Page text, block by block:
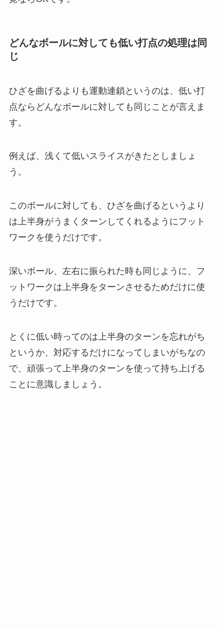
どんなボールに対しても低い打点の処理は同
じ
ひざを曲げるよりも運動連鎖というのは、低い打
点ならどんなボールに対しても同じことが言えま
す。
例えば、浅くて低いスライスがきたとしましょ
う。
このボールに対しても、ひざを曲げるというより
は上半身がうまくターンしてくれるようにフット
ワークを使うだけです。
深いボール、左右に振られた時も同じように、フ
ットワークは上半身をターンさせるためだけに使
うだけです。
とくに低い時ってのは上半身のターンを忘れがち
というか、対応するだけになってしまいがちなの
で、頑張って上半身のターンを使って持ち上げる
ことに意識しましょう。